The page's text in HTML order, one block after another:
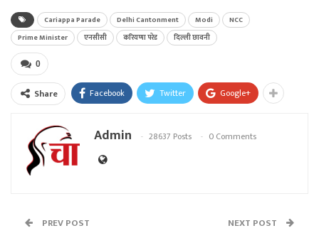
Cariappa Parade Delhi Cantonment Modi
NCC
Prime Minister
एनसीसी करियप्पा परेड दिल्ली छावनी
0
Share Facebook Twitter Google+
Admin 28637 Posts 0 Comments
PREV POST NEXT POST